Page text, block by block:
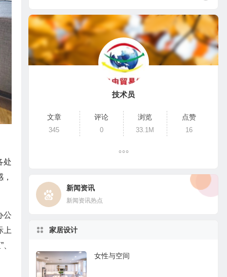
处
公
上
技术员
文章
345
评论
0
浏览
33.1M
点赞
16
新闻资讯
新闻资讯热点
家居设计
女性与空间